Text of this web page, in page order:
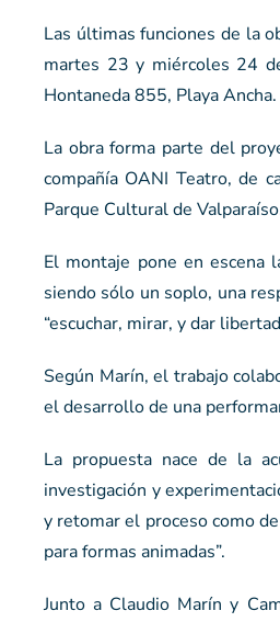
Las últimas funciones de la
martes 23 y miércoles 24
Hontaneda 855, Playa Ancha.
La obra forma parte del
compañía OANI Teatro, de
Parque Cultural de
El montaje pone en escena
siendo sólo un soplo, una
“escuchar, mirar, y dar
Según Marín, el trabajo
el desarrollo de una
La propuesta nace de la
investigación y
y retomar el proceso como
para formas animadas”.
Junto a Claudio Marín y